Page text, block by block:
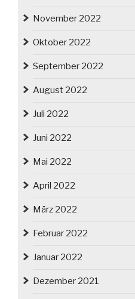
November 2022
Oktober 2022
September 2022
August 2022
Juli 2022
Juni 2022
Mai 2022
April 2022
März 2022
Februar 2022
Januar 2022
Dezember 2021